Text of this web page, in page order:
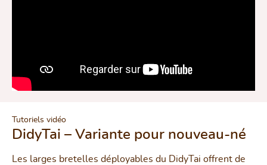
Tutoriels vidéo
DidyTai – Variante pour nouveau-né
Les larges bretelles déployables du DidyTai offrent de